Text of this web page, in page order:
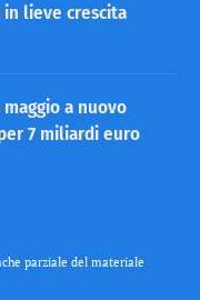
lieve crescita
a nuovo
7 miliardi euro
parziale del materiale